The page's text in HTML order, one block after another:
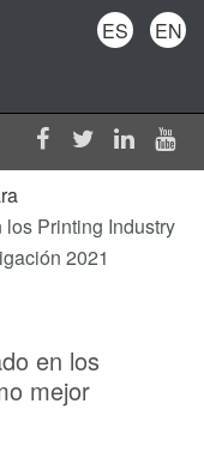
Printing Industry
2021
en los
mejor
ES EN